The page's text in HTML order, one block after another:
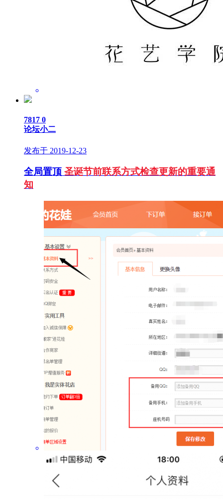
7817 0
论坛小二
发布于 2019-12-23
全局置顶 圣诞节前联系方式检查更新的重要通
知